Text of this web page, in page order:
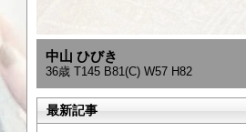
中山 ひびき
36歳 T145 B81(C) W57 H82
最新記事